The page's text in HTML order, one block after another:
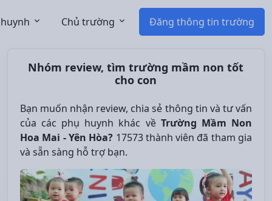
Chủ trường Đăng thông tin trường
Nhóm review, tìm trường mầm non tốt
cho con
Bạn muốn nhận review, chia sẻ thông tin và tư vấn
của các phụ huynh khác về Trường Mầm Non
Hoa Mai - Yên Hòa? 17573 thành viên đã tham gia
và sẵn sàng hỗ trợ bạn.